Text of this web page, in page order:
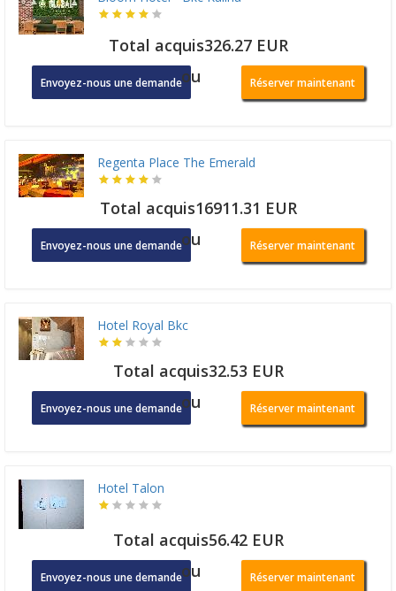
Total acquis326.27 EUR
Envoyez-nous une demandeou Réserver maintenant
Regenta Place The Emerald
Total acquis16911.31 EUR
Envoyez-nous une demandeou Réserver maintenant
Hotel Royal Bkc
Total acquis32.53 EUR
Envoyez-nous une demandeou Réserver maintenant
Hotel Talon
Total acquis56.42 EUR
Envoyez-nous une demandeou Réserver maintenant